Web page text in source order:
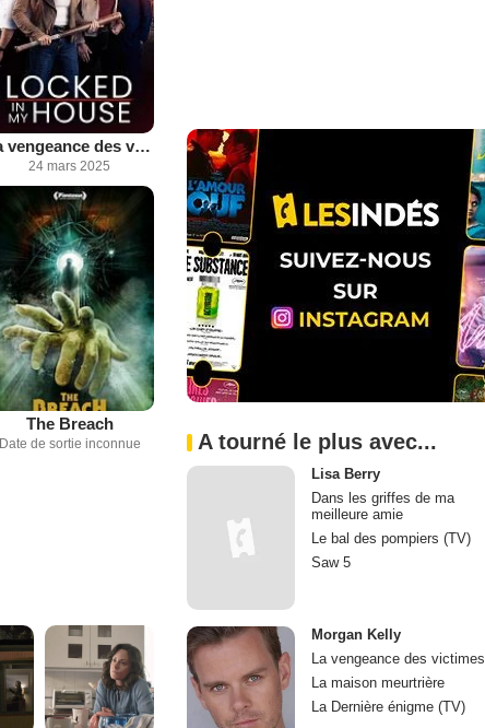
La vengeance des victimes
24 mars 2025
The Breach
Date de sortie inconnue A tourné le plus avec...
Lisa Berry
Dans les griffes de ma
meilleure amie
Le bal des pompiers (TV)
Saw 5
Morgan Kelly
La vengeance des victimes
La maison meurtrière
La Dernière énigme (TV)